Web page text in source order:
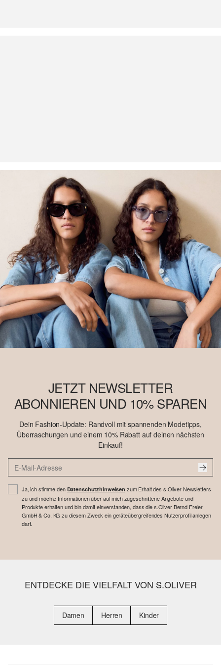
JETZT NEWSLETTER
ABONNIEREN UND 10% SPAREN
Dein Fashion-Update: Randvoll mit spannenden Modetipps,
Überraschungen und einem 10% Rabatt auf deinen nächsten
Einkauf!
Ja, ich stimme den Datenschutzhinweisen zum Erhalt des s.Oliver Newsletters
zu und möchte Informationen über auf mich zugeschnittene Angebote und
Produkte erhalten und bin damit einverstanden, dass die s.Oliver Bernd Freier
GmbH & Co. KG zu diesem Zweck ein geräteübergreifendes Nutzerprofil anlegen
darf.
ENTDECKE DIE VIELFALT VON S.OLIVER
Damen Herren Kinder